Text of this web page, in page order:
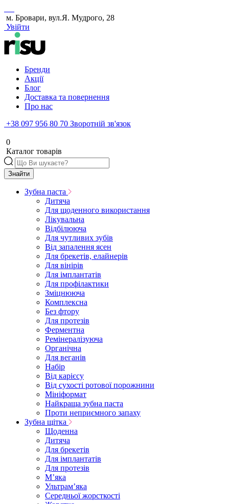
м. Бровари, вул.Я. Мудрого, 28
Увійти
Бренди
Акції
Блог
Доставка та повернення
Про нас
+38 097 956 80 70 Зворотній зв'язок
0
Каталог товарів
Знайти
Зубна паста
Дитяча
Для щоденного використання
Лікувальна
Відбілююча
Для чутливих зубів
Від запалення ясен
Для брекетів, елайнерів
Для вінірів
Для імплантатів
Для профілактики
Зміцнююча
Комплексна
Без фтору
Для протезів
Ферментна
Ремінералізуюча
Органічна
Для веганів
Набір
Від карієсу
Від сухості ротової порожнини
Мініформат
Найкраща зубна паста
Проти неприємного запаху
Зубна щітка
Щоденна
Дитяча
Для брекетів
Для імплантатів
Для протезів
Мʼяка
Ультрамʼяка
Середньої жорсткості